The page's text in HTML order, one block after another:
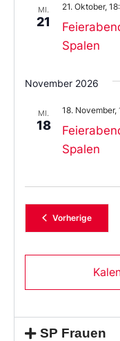
MI.
21
Spalen
21. Oktober,
November 2026
MI.
18
Spalen
18. November,
Vorherige
SP Frauen